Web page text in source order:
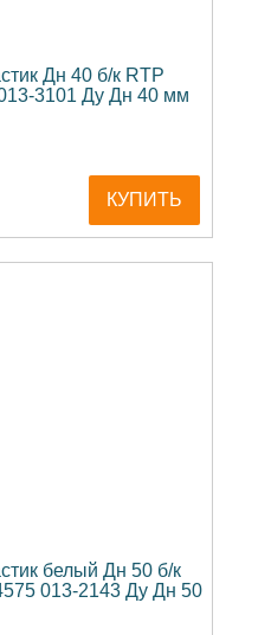
с резиновой
с резиновой
с резиновой
Дн 40 б/к RTP
3101 Ду Дн 40 мм
КУПИТЬ
белый Дн 50 б/к
013-2143 Ду Дн 50